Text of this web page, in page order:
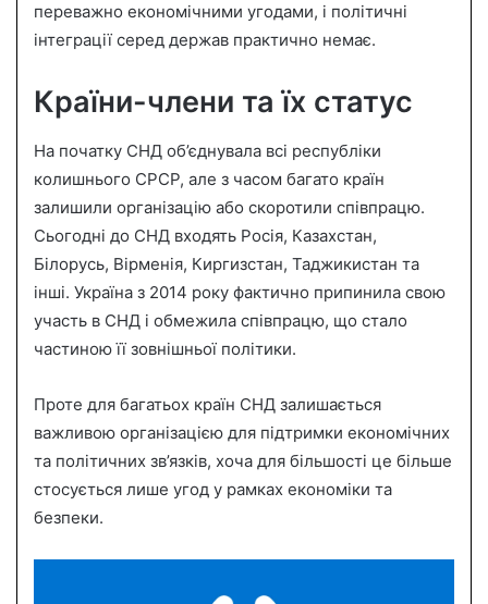
переважно економічними угодами, і політичні
інтеграції серед держав практично немає.
Країни-члени та їх статус
На початку СНД об’єднувала всі республіки
колишнього СРСР, але з часом багато країн
залишили організацію або скоротили співпрацю.
Сьогодні до СНД входять Росія, Казахстан,
Білорусь, Вірменія, Киргизстан, Таджикистан та
інші. Україна з 2014 року фактично припинила свою
участь в СНД і обмежила співпрацю, що стало
частиною її зовнішньої політики.
Проте для багатьох країн СНД залишається
важливою організацією для підтримки економічних
та політичних зв’язків, хоча для більшості це більше
стосується лише угод у рамках економіки та
безпеки.